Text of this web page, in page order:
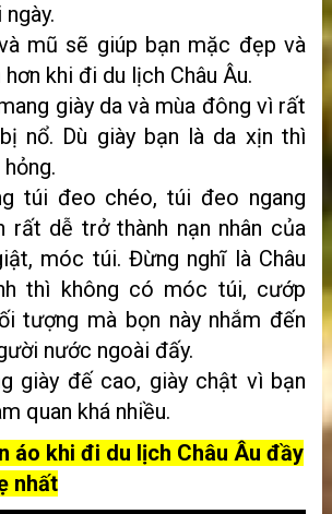
mũ sẽ giúp bạn mặc đẹp và
khi đi du lịch Châu Âu.
giày da và mùa đông vì rất
nổ. Dù giày bạn là da xịn thì
túi đeo chéo, túi đeo ngang
rất dễ trở thành nạn nhân của
móc túi. Đừng nghĩ là Châu
thì không có móc túi, cướp
tượng mà bọn này nhắm đến
nước ngoài đấy.
giày đế cao, giày chật vì bạn
quan khá nhiều.
áo khi đi du lịch Châu Âu đầy
nhất